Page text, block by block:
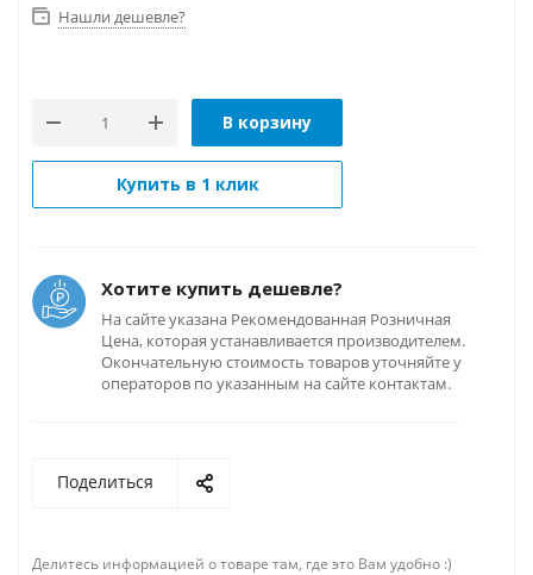
Нашли дешевле?
В корзину
Купить в 1 клик
Хотите купить дешевле?
На сайте указана Рекомендованная Розничная
Цена, которая устанавливается производителем.
Окончательную стоимость товаров уточняйте у
операторов по указанным на сайте контактам.
Поделиться
Делитесь информацией о товаре там, где это Вам удобно :)